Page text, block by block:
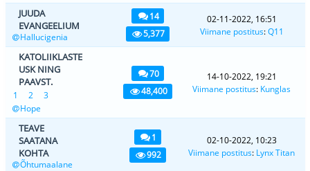
JUUDA
EVANGEELIUM
Hallucigenia
14
5,377
02-11-2022, 16:51
Viimane postitus:Q11
KATOLIIKLASTE
USK NING
PAAVST.
1 2
3
Hope
70
48,400
14-10-2022, 19:21
Viimane postitus: Kunglas
TEAVE
SAATANA
KOHTA
Õhtumaalane
1
992
02-10-2022, 10:23
Viimane postitus: Lynx Titan